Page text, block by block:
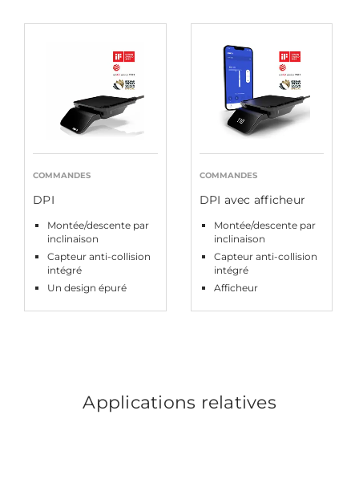
COMMANDES
DPI
Montée/descente par
inclinaison
Capteur anti-collision
intégré
Un design épuré
COMMANDES
DPI avec afficheur
Montée/descente par
inclinaison
Capteur anti-collision
intégré
Afficheur
Applications relatives